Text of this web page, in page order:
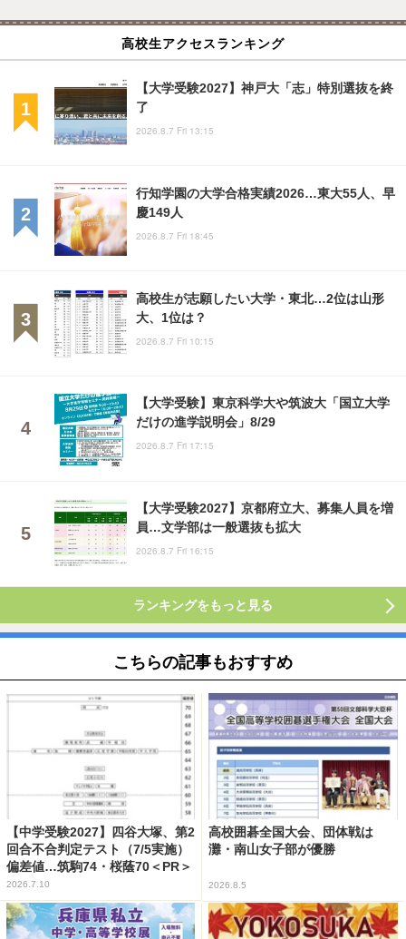
高校生アクセスランキング
【大学受験2027】神戸大「志」特別選抜を終
了
2026.8.7 Fri 13:15
行知学園の大学合格実績2026…東大55人、早
慶149人
2026.8.7 Fri 18:45
高校生が志願したい大学・東北…2位は山形
大、1位は？
2026.8.7 Fri 10:15
【大学受験】東京科学大や筑波大「国立大学
だけの進学説明会」8/29
2026.8.7 Fri 17:15
【大学受験2027】京都府立大、募集人員を増
員…文学部は一般選抜も拡大
2026.8.7 Fri 16:15
ランキングをもっと見る
こちらの記事もおすすめ
【中学受験2027】四谷大塚、第2
回合不合判定テスト（7/5実施）
偏差値…筑駒74・桜蔭70＜PR＞
2026.7.10
高校囲碁全国大会、団体戦は
灘・南山女子部が優勝
2026.8.5